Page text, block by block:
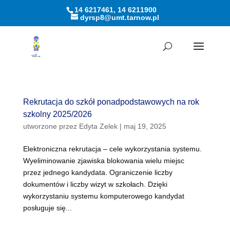
Otwórz pasek narzędzi
14 6217461, 14 6211900
dyrsp8@umt.tarnow.pl
Rekrutacja do szkół ponadpodstawowych na rok
szkolny 2025/2026
utworzone przez Edyta Zelek| maj 19, 2025
Elektroniczna rekrutacja – cele wykorzystania systemu.
Wyeliminowanie zjawiska blokowania wielu miejsc
przez jednego kandydata. Ograniczenie liczby
dokumentów i liczby wizyt w szkołach. Dzięki
wykorzystaniu systemu komputerowego kandydat
posługuje się...